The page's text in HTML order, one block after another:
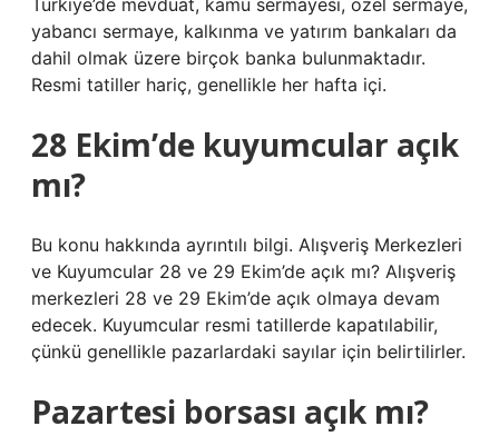
Türkiye’de mevduat, kamu sermayesi, özel sermaye,
yabancı sermaye, kalkınma ve yatırım bankaları da
dahil olmak üzere birçok banka bulunmaktadır.
Resmi tatiller hariç, genellikle her hafta içi.
28 Ekim’de kuyumcular açık
mı?
Bu konu hakkında ayrıntılı bilgi. Alışveriş Merkezleri
ve Kuyumcular 28 ve 29 Ekim’de açık mı? Alışveriş
merkezleri 28 ve 29 Ekim’de açık olmaya devam
edecek. Kuyumcular resmi tatillerde kapatılabilir,
çünkü genellikle pazarlardaki sayılar için belirtilirler.
Pazartesi borsası açık mı?